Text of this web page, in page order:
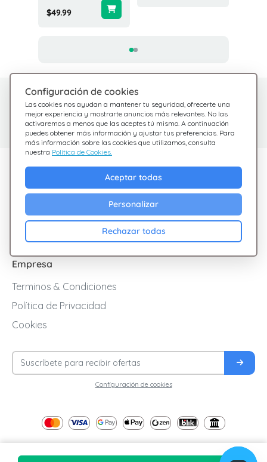
$49.99
Configuración de cookies
Las cookies nos ayudan a mantener tu seguridad, ofrecerte una
mejor experiencia y mostrarte anuncios más relevantes. No las
activaremos a menos que las aceptes tú mismo. A continuación
puedes obtener más información y ajustar tus preferencias. Para
más información sobre las cookies que utilizamos, consulta
nuestra Política de Cookies.
Aceptar todas
Personalizar
Rechazar todas
¿Tienes dudas?
Estamos aquí para
ayudarte
Consulta nuestras
preguntas frecuentes
Descubre Giftsy
Ofertas
Cashback
Empresa
Terminos & Condiciones
Política de Privacidad
Cookies
Configuración de cookies